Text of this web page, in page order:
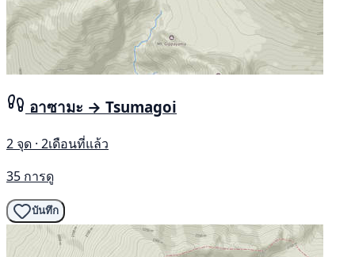
อาซามะ → Tsumagoi
2 จุด · 2เดือนที่แล้ว
35 การดู
บันทึก